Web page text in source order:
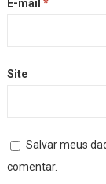
E-mail *
Site
Salvar meus
comentar.